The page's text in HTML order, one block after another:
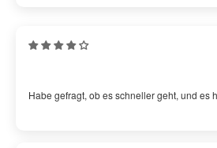
Habe gefragt, ob es schneller geht, und es